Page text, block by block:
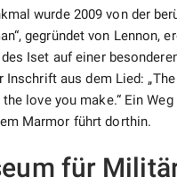
wurde 2009 von der
gegründet von Lennon,
Iset auf einer
Inschrift aus dem Lied:
love you make.“ Ein
Marmor führt dorthin.
für